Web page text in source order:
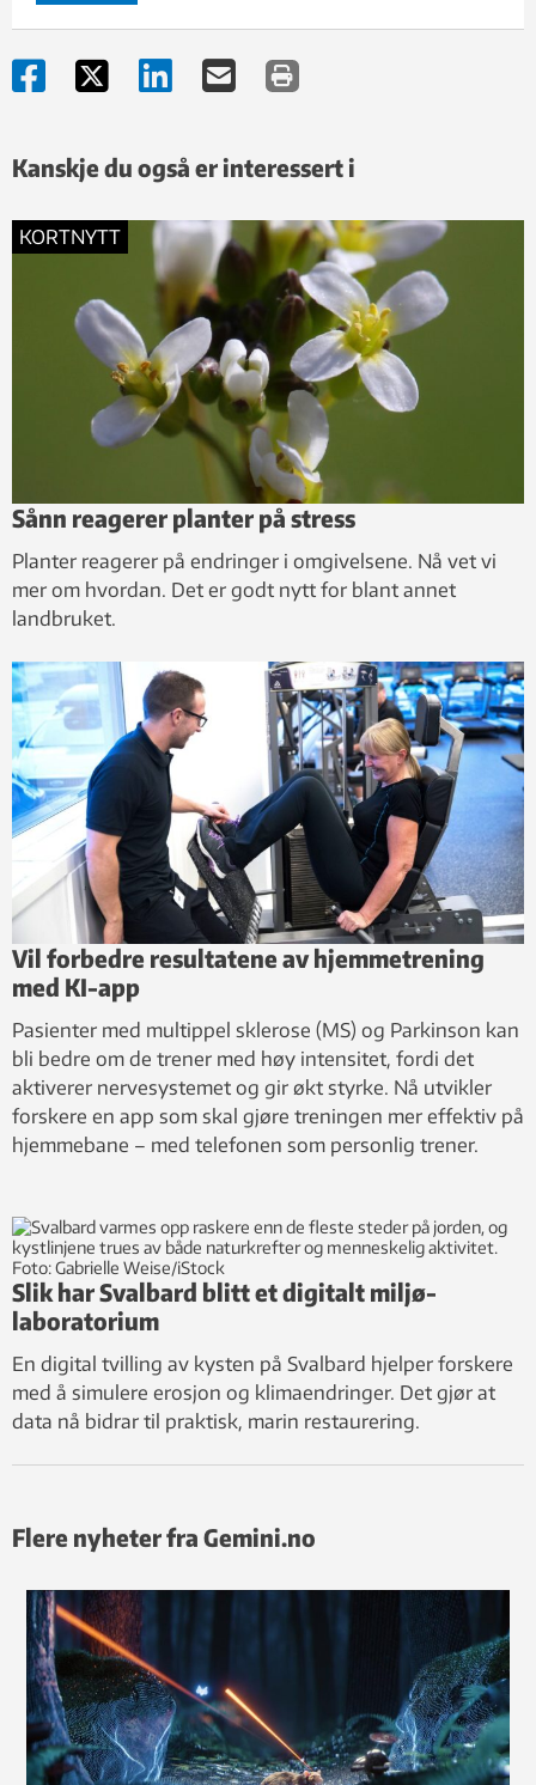
Kanskje du også er interessert i
KORTNYTT
Sånn reagerer planter på stress
Planter reagerer på endringer i omgivelsene. Nå vet vi
mer om hvordan. Det er godt nytt for blant annet
landbruket.
Vil forbedre resultatene av hjemmetrening
med KI-app
Pasienter med multippel sklerose (MS) og Parkinson kan
bli bedre om de trener med høy intensitet, fordi det
aktiverer nervesystemet og gir økt styrke. Nå utvikler
forskere en app som skal gjøre treningen mer effektiv på
hjemmebane – med telefonen som personlig trener.
Slik har Svalbard blitt et digitalt miljø-
laboratorium
En digital tvilling av kysten på Svalbard hjelper forskere
med å simulere erosjon og klimaendringer. Det gjør at
data nå bidrar til praktisk, marin restaurering.
Flere nyheter fra Gemini.no